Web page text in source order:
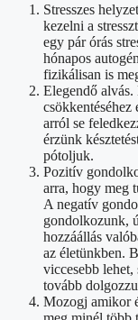
Stresszes
kezelni a
egy pár órás
hónapos
fizikálisan is
Elegendő alvás.
csökkentéséhez
arról se
érzünk
pótoljuk.
Pozitív
arra, hogy meg
A negatív
gondolkozunk,
hozzáállás
az életünkben.
viccesebb
tovább
Mozogj amikor